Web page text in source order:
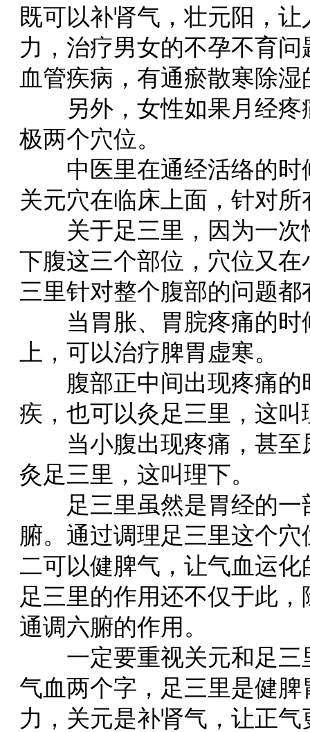
既可以补肾气，壮元阳，
力，治疗男女的不孕不育
血管疾病，有通瘀散寒除湿
另外，女性如果月经疼
极两个穴位。
中医里在通经活络的时
关元穴在临床上面，针对
关于足三里，因为一次
下腹这三个部位，穴位又
三里针对整个腹部的问题
当胃胀、胃脘疼痛的时
上，可以治疗脾胃虚寒。
腹部正中间出现疼痛的
疾，也可以灸足三里，这叫
当小腹出现疼痛，甚至
灸足三里，这叫理下。
足三里虽然是胃经的一
腑。通过调理足三里这个
二可以健脾气，让气血运
足三里的作用还不仅于此
通调六腑的作用。
一定要重视关元和足三
气血两个字，足三里是健
力，关元是补肾气，让正